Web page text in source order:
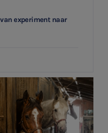
experiment naar